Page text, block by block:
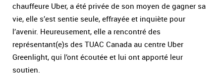
chauffeure Uber, a été privée de son moyen de gagner sa
vie, elle s’est sentie seule, effrayée et inquiète pour
l’avenir. Heureusement, elle a rencontré des
représentant(e)s des TUAC Canada au centre Uber
Greenlight, qui l’ont écoutée et lui ont apporté leur
soutien.